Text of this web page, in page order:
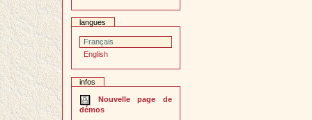
langues
Français
English
infos
Nouvelle page de
démos